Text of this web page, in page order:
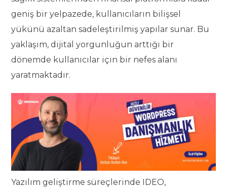
geniş bir yelpazede, kullanıcıların bilişsel
yükünü azaltan sadeleştirilmiş yapılar sunar. Bu
yaklaşım, dijital yorgunluğun arttığı bir
dönemde kullanıcılar için bir nefes alanı
yaratmaktadır.
Yazılım geliştirme süreçlerinde IDEO,